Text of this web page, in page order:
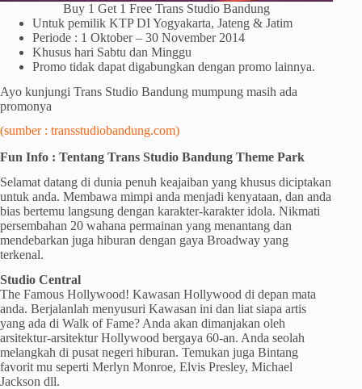
Buy 1 Get 1 Free Trans Studio Bandung
Untuk pemilik KTP DI Yogyakarta, Jateng & Jatim
Periode : 1 Oktober – 30 November 2014
Khusus hari Sabtu dan Minggu
Promo tidak dapat digabungkan dengan promo lainnya.
Ayo kunjungi Trans Studio Bandung mumpung masih ada
promonya
(sumber : transstudiobandung.com)
Fun Info : Tentang Trans Studio Bandung Theme Park
Selamat datang di dunia penuh keajaiban yang khusus diciptakan
untuk anda. Membawa mimpi anda menjadi kenyataan, dan anda
bias bertemu langsung dengan karakter-karakter idola. Nikmati
persembahan 20 wahana permainan yang menantang dan
mendebarkan juga hiburan dengan gaya Broadway yang
terkenal.
Studio Central
The Famous Hollywood! Kawasan Hollywood di depan mata
anda. Berjalanlah menyusuri Kawasan ini dan liat siapa artis
yang ada di Walk of Fame? Anda akan dimanjakan oleh
arsitektur-arsitektur Hollywood bergaya 60-an. Anda seolah
melangkah di pusat negeri hiburan. Temukan juga Bintang
favorit mu seperti Merlyn Monroe, Elvis Presley, Michael
Jackson dll.